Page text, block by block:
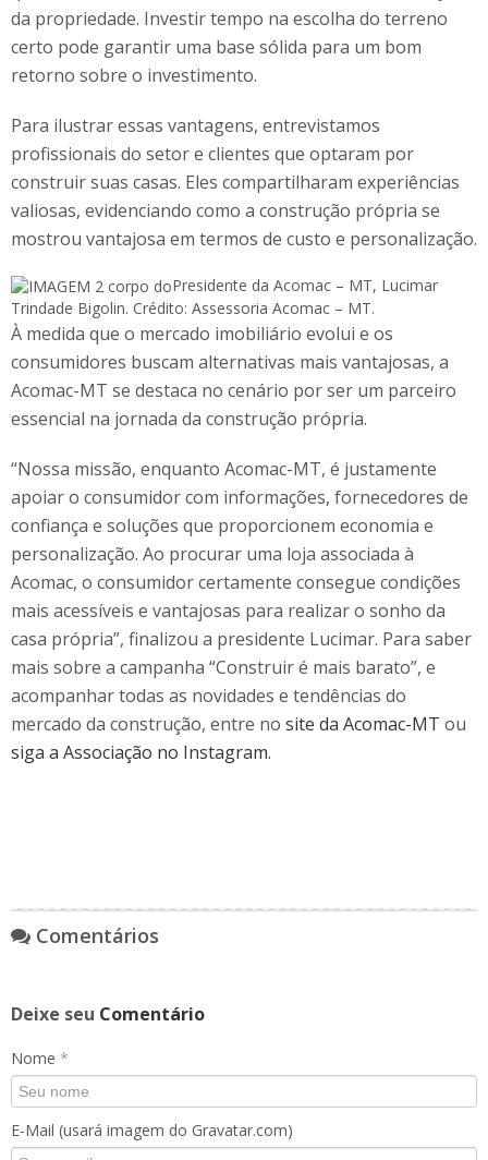
da propriedade. Investir tempo na escolha do terreno
certo pode garantir uma base sólida para um bom
retorno sobre o investimento.
Para ilustrar essas vantagens, entrevistamos
profissionais do setor e clientes que optaram por
construir suas casas. Eles compartilharam experiências
valiosas, evidenciando como a construção própria se
mostrou vantajosa em termos de custo e personalização.
Presidente da Acomac – MT, Lucimar
Trindade Bigolin. Crédito: Assessoria Acomac – MT.
À medida que o mercado imobiliário evolui e os
consumidores buscam alternativas mais vantajosas, a
Acomac-MT se destaca no cenário por ser um parceiro
essencial na jornada da construção própria.
“Nossa missão, enquanto Acomac-MT, é justamente
apoiar o consumidor com informações, fornecedores de
confiança e soluções que proporcionem economia e
personalização. Ao procurar uma loja associada à
Acomac, o consumidor certamente consegue condições
mais acessíveis e vantajosas para realizar o sonho da
casa própria”, finalizou a presidente Lucimar. Para saber
mais sobre a campanha “Construir é mais barato”, e
acompanhar todas as novidades e tendências do
mercado da construção, entre no site da Acomac-MT ou
siga a Associação no Instagram.
Comentários
Deixe seu Comentário
Nome *
E-Mail (usará imagem do Gravatar.com)